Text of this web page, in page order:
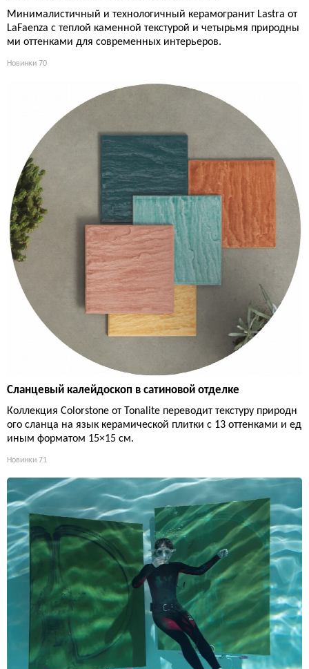
Минималистичный и технологичный керамогранит Lastra от
LaFaenza с теплой каменной текстурой и четырьмя природны
ми оттенками для современных интерьеров.
Новинки 70
Сланцевый калейдоскоп в сатиновой отделке
Коллекция Colorstone от Tonalite переводит текстуру природн
ого сланца на язык керамической плитки с 13 оттенками и ед
иным форматом 15×15 см.
Новинки 71